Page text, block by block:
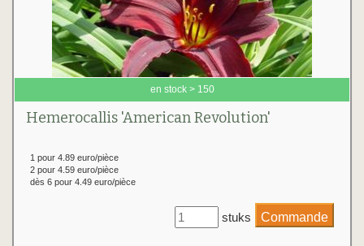
en stock > 150
Hemerocallis 'American Revolution'
1 pour 4.89 euro/pièce
2 pour 4.59 euro/pièce
dès 6 pour 4.49 euro/pièce
stuks